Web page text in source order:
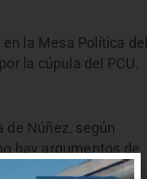
la Mesa Política del
la cúpula del PCU.
de Núñez, según
hay argumentos de
no poner a otra